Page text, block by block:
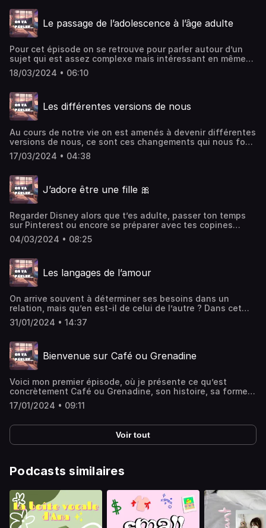
Visitez ausha.co/politique-de-confidentialite pour plus
d'informations.Le passage de l’adolescence à l’âge adulte
Pour cet épisode on se retrouve pour parler autour d’un
sujet qui est assez complexe mais intéressant en même
temps : le passage de l’adolescence à l’âge adulte
:)Hébergé par Ausha. Visitez ausha.co/politique-de-
18/03/2024 • 06:10
Les différentes versions de nous
Au cours de notre vie on est amenés à devenir différentes
versions de nous, ce sont ces changements qui nous font
évoluer. On parle ici de comment elles nous traversent et
font de nous les personnes qu’on est aujourd’hui !
confidentialite pour plus d'informations.
17/03/2024 • 04:38
J’adore être une fille 🎀
Regarder Disney alors que t’es adulte, passer ton temps
sur Pinterest ou encore se préparer avec tes copines
avant d’aller en soirée, tous ces petits trucs qui me font
kiffer le fait d’être une fille, on en parle dans l’épisode
ausha.co/politique-de-confidentialite pour plus
d'informations.
04/03/2024 • 08:25
Les langages de l’amour
On arrive souvent à déterminer ses besoins dans un
relation, mais qu’en est-il de celui de l’autre ? Dans cet
épisode, on parle des langages de l’amour et comment ils
se manifestent :)Hébergé par Ausha. Visitez
d'informations.
31/01/2024 • 14:37
Bienvenue sur Café ou Grenadine
Voici mon premier épisode, où je présente ce qu’est
concrètement Café ou Grenadine, son histoire, sa forme
ou encore son fond !Hébergé par Ausha. Visitez
ausha.co/politique-de-confidentialite pour plus
17/01/2024 • 09:11
Voir tout
Podcasts similaires